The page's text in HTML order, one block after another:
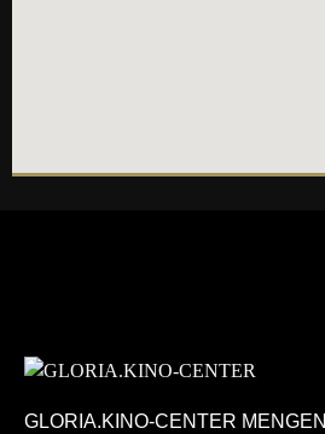
GLORIA.KINO-CENTER MENGEN